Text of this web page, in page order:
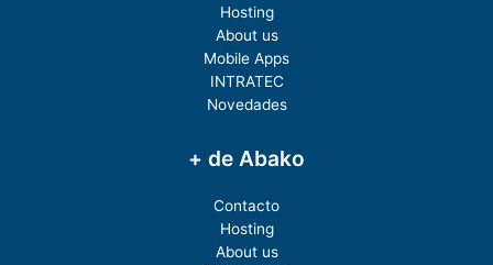
Hosting
About us
Mobile Apps
INTRATEC
Novedades
+ de Abako
Contacto
Hosting
About us